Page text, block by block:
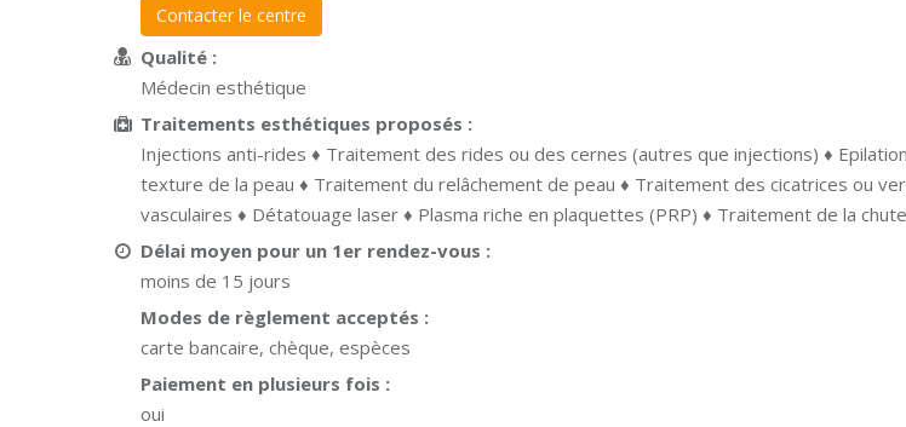
Contacter le centre
Qualité :
Médecin esthétique
Traitements esthétiques proposés :
Injections anti-rides ♦ Traitement des rides ou des cernes (autres que injections) ♦
texture de la peau ♦ Traitement du relâchement de peau ♦ Traitement des cicatrices ou
vasculaires ♦ Détatouage laser ♦ Plasma riche en plaquettes (PRP) ♦ Traitement de la
Délai moyen pour un 1er rendez-vous :
moins de 15 jours
Modes de règlement acceptés :
carte bancaire, chèque, espèces
Paiement en plusieurs fois :
oui